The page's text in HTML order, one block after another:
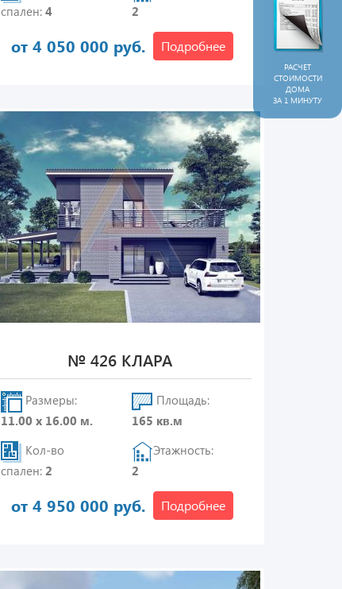
спален: 4
2
от 4 050 000 руб. Подробнее
№ 426 КЛАРА
Размеры:
11.00 х 16.00 м.
Кол-во
спален: 2
Площадь:
165 кв.м
Этажность:
2
от 4 950 000 руб. Подробнее
РАСЧЕТ
СТОИМОСТИ
ДОМА
ЗА 1 МИНУТУ